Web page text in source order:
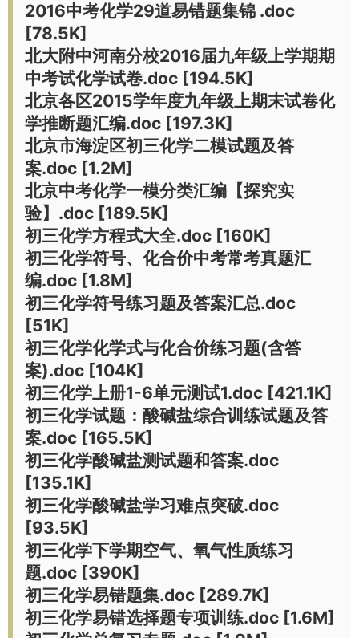
2016中考化学29道易错题集锦 .doc
[78.5K]
北大附中河南分校2016届九年级上学期期
中考试化学试卷.doc [194.5K]
北京各区2015学年度九年级上期末试卷化
学推断题汇编.doc [197.3K]
北京市海淀区初三化学二模试题及答
案.doc [1.2M]
北京中考化学一模分类汇编【探究实
验】.doc [189.5K]
初三化学方程式大全.doc [160K]
初三化学符号、化合价中考常考真题汇
编.doc [1.8M]
初三化学符号练习题及答案汇总.doc
[51K]
初三化学化学式与化合价练习题(含答
案).doc [104K]
初三化学上册1-6单元测试1.doc [421.1K]
初三化学试题：酸碱盐综合训练试题及答
案.doc [165.5K]
初三化学酸碱盐测试题和答案.doc
[135.1K]
初三化学酸碱盐学习难点突破.doc
[93.5K]
初三化学下学期空气、氧气性质练习
题.doc [390K]
初三化学易错题集.doc [289.7K]
初三化学易错选择题专项训练.doc [1.6M]